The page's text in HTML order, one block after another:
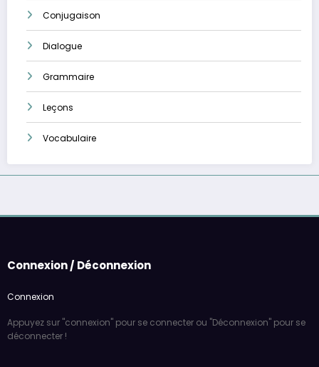
Conjugaison
Dialogue
Grammaire
Leçons
Vocabulaire
Connexion / Déconnexion
Connexion
Appuyez sur "connexion" pour se connecter ou "Déconnexion" pour se
déconnecter !